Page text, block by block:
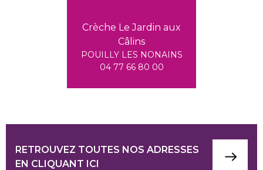
Crèche Le Jardin aux
Câlins
POUILLY LES NONAINS
04 77 66 80 00
RETROUVEZ TOUTES NOS ADRESSES
EN CLIQUANT ICI